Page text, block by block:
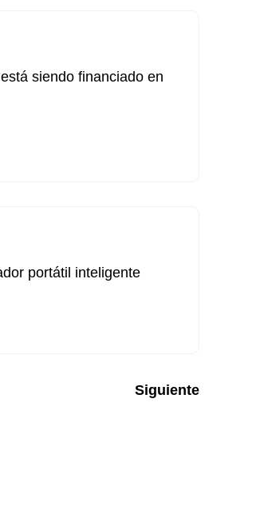
siendo financiado en
portátil inteligente
Siguiente